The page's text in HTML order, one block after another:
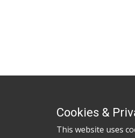
Cookies &
This website uses